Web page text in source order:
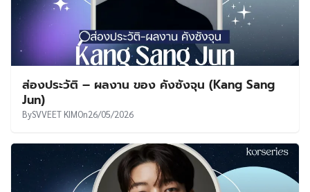
ส่องประวัติ – ผลงาน ของ คังซังจุน (Kang Sang
Jun)
BySVVEET KIMOn26/05/2026